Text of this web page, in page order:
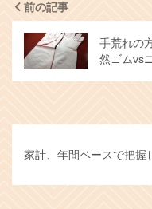
前の記事
手荒れの
然ゴムvs
家計、年間ベースで把握